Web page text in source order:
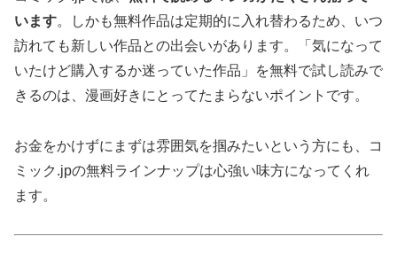
います。しかも無料作品は定期的に入れ替わるため、いつ
訪れても新しい作品との出会いがあります。「気になって
いたけど購入するか迷っていた作品」を無料で試し読みで
きるのは、漫画好きにとってたまらないポイントです。
お金をかけずにまずは雰囲気を掴みたいという方にも、コ
ミック.jpの無料ラインナップは心強い味方になってくれ
ます。